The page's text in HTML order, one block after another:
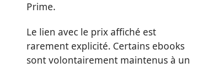
Prime.
Le lien avec le prix affiché est
rarement explicité. Certains ebooks
sont volontairement maintenus à un